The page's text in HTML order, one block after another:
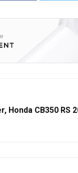
Honda CB350 RS